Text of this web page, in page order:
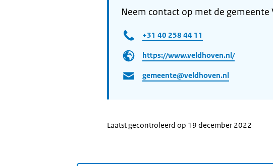
Neem contact op met de gemeente
+31 40 258 44 11
https://www.veldhoven.nl/
gemeente@veldhoven.nl
Laatst gecontroleerd op 19 december 2022